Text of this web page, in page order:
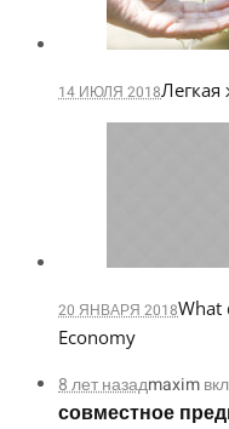
14 ИЮЛЯ 2018
20 ЯНВАРЯ 2018What
Economy
8 лет назадmaxim
совместное